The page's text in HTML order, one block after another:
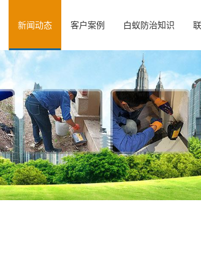
新闻动态 客户案例 白蚁防治知识